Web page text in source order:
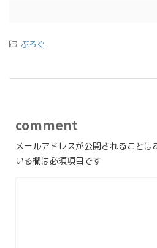
-ぶろぐ
comment
メールアドレスが公開されることは
いる欄は必須項目です